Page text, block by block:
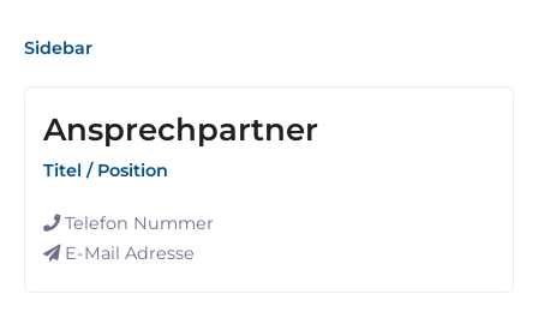
Sidebar
Ansprechpartner
Titel / Position
Telefon Nummer
E-Mail Adresse